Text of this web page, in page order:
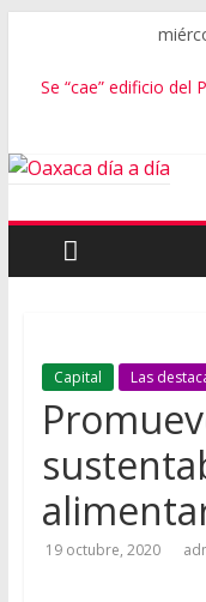
Se “cae” edificio del
Cómo cuidar el
Capital Las
19 octubre, 2020